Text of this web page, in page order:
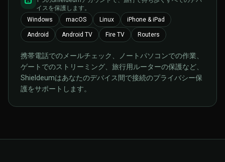
イスを保護します。
Windows
macOS Linux iPhone & iPad
Android Android TV Fire TV Routers
携帯電話でのメールチェック、ノートパソコンでの作業、
ゲートでのストリーミング、旅行用ルーターの保護など、
Shieldeumはあなたのデバイス間で接続のプライバシー保
護をサポートします。